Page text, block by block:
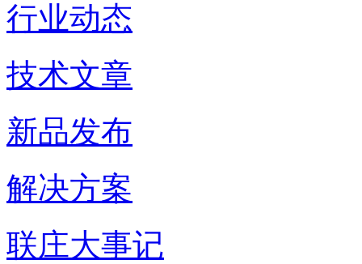
行业动态
技术文章
新品发布
解决方案
联庄大事记